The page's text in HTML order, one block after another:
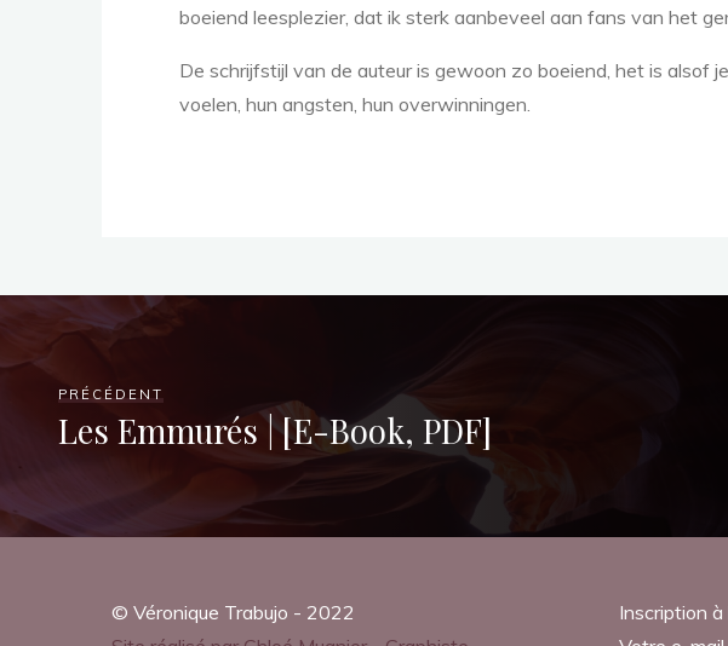
r
s
u
boeiend leesplezier, dat ik sterk aanbeveel aan fans van het
De schrijfstijl van de auteur is gewoon zo boeiend, het is alsof
voelen, hun angsten, hun overwinningen.
PRÉCÉDENT
Les Emmurés | [E-Book, PDF]
© Véronique Trabujo - 2022
Inscription